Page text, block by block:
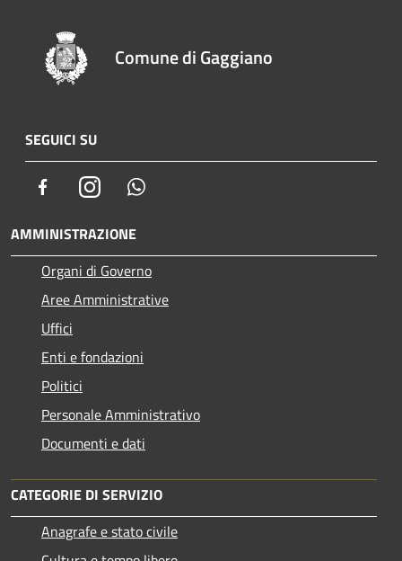
Comune di Gaggiano
SEGUICI SU
FacebookInstagram
AMMINISTRAZIONE
Organi di Governo
Aree Amministrative
Uffici
Enti e fondazioni
Politici
Personale Amministrativo
Documenti e dati
CATEGORIE DI SERVIZIO
Anagrafe e stato civile